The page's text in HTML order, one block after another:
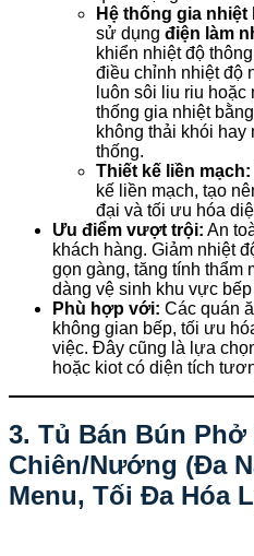
Hệ thống gia nhiệt
sử dụng điện làm
khiển nhiệt độ
điều chỉnh nhiệt độ
luôn sôi liu riu
thống gia nhiệt
không thải khói hay
thống.
Thiết kế liền mạch:
kế liền mạch, tạo
đại và tối ưu hóa
Ưu điểm vượt trội: An
khách hàng. Giảm nhiệt
gọn gàng, tăng tính thẩm
dàng vệ sinh khu vực
Phù hợp với: Các quán
không gian bếp, tối ưu
việc. Đây cũng là lựa
hoặc kiot có diện tích
3. Tủ Bán Bún Phở
Chiên/Nướng (Đa
Menu, Tối Đa Hóa